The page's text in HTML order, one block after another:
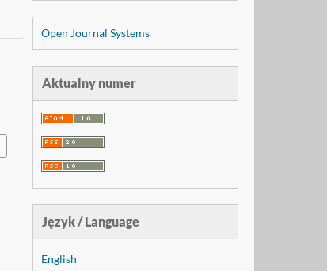
Open Journal Systems
Aktualny numer
Język / Language
English